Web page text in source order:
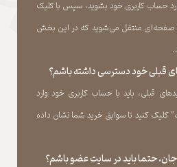
حساب کاربری خود بشوید، سپس با کلیک
صفحه‏‌ای منتقل می‏‌شوید که در این بخش
قبلی خود دسترسی داشته باشم؟
قبلی، باید با حساب کاربری خود وارد
کنید تا سوابق خرید شما نشان داده
جان، حتما باید در سایت عضو باشم؟